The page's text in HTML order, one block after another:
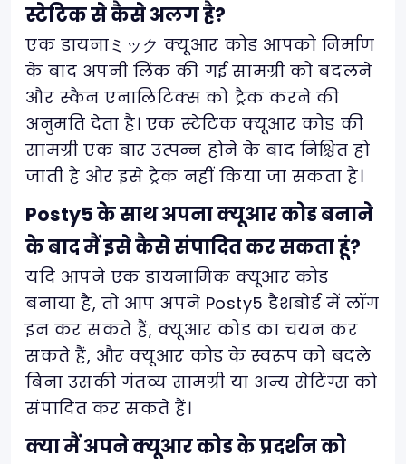
स्टेटिक से कैसे अलग है?
एक डायनाミック क्यूआर कोड आपको निर्माण
के बाद अपनी लिंक की गई सामग्री को बदलने
और स्कैन एनालिटिक्स को ट्रैक करने की
अनुमति देता है। एक स्टेटिक क्यूआर कोड की
सामग्री एक बार उत्पन्न होने के बाद निश्चित हो
जाती है और इसे ट्रैक नहीं किया जा सकता है।
Posty5 के साथ अपना क्यूआर कोड बनाने
के बाद मैं इसे कैसे संपादित कर सकता हूं?
यदि आपने एक डायनामिक क्यूआर कोड
बनाया है, तो आप अपने Posty5 डैशबोर्ड में लॉग
इन कर सकते हैं, क्यूआर कोड का चयन कर
सकते हैं, और क्यूआर कोड के स्वरूप को बदले
बिना उसकी गंतव्य सामग्री या अन्य सेटिंग्स को
संपादित कर सकते हैं।
क्या मैं अपने क्यूआर कोड के प्रदर्शन को